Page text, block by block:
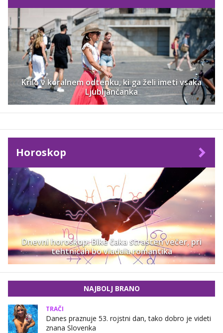
Krilo v koralnem odtenku, ki ga želi imeti vsaka
Ljubljančanka
Horoskop
Dnevni horoskop: Bike čaka strasten večer, pri
tehtnicah bo vladala romantika
NAJBOLJ BRANO
TRAČI
Danes praznuje 53. rojstni dan, tako dobro je videti
znana Slovenka